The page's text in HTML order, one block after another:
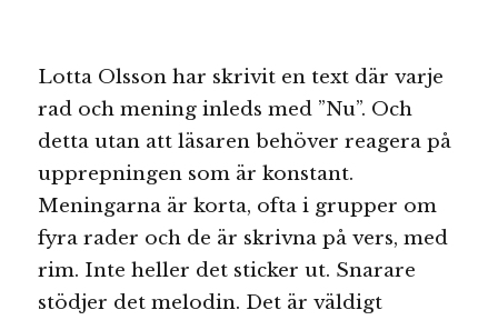
Lotta Olsson har skrivit en text där varje
rad och mening inleds med ”Nu”. Och
detta utan att läsaren behöver reagera på
upprepningen som är konstant.
Meningarna är korta, ofta i grupper om
fyra rader och de är skrivna på vers, med
rim. Inte heller det sticker ut. Snarare
stödjer det melodin. Det är väldigt